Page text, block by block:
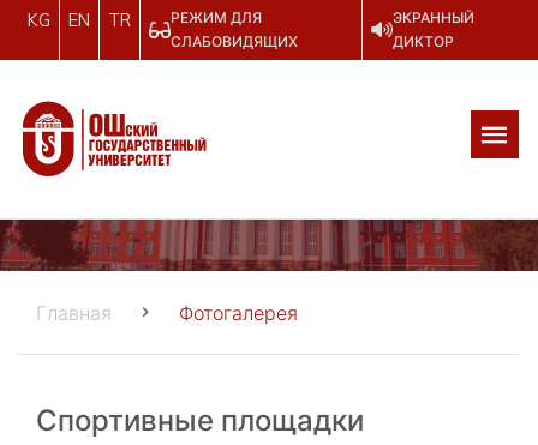
KG EN TR
РЕЖИМ ДЛЯ
СЛАБОВИДЯЩИХ
ЭКРАННЫЙ
ДИКТОР
Главная Фотогалерея
Спортивные площадки